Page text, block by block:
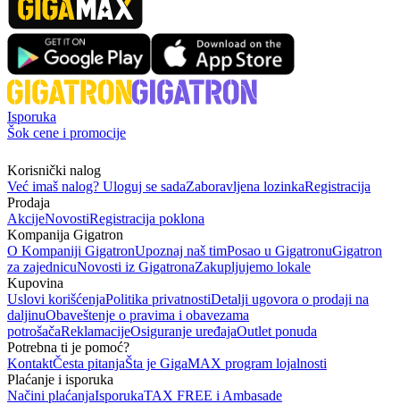
Isporuka
Šok cene i promocije
Korisnički nalog
Već imaš nalog? Uloguj se sadaZaboravljena lozinkaRegistracija
Prodaja
AkcijeNovostiRegistracija poklona
Kompanija Gigatron
O Kompaniji GigatronUpoznaj naš timPosao u GigatronuGigatron
za zajednicuNovosti iz GigatronaZakupljujemo lokale
Kupovina
Uslovi korišćenjaPolitika privatnostiDetalji ugovora o prodaji na
daljinuObaveštenje o pravima i obavezama
potrošačaReklamacijeOsiguranje uređajaOutlet ponuda
Potrebna ti je pomoć?
KontaktČesta pitanjaŠta je GigaMAX program lojalnosti
Plaćanje i isporuka
Načini plaćanjaIsporukaTAX FREE i Ambasade